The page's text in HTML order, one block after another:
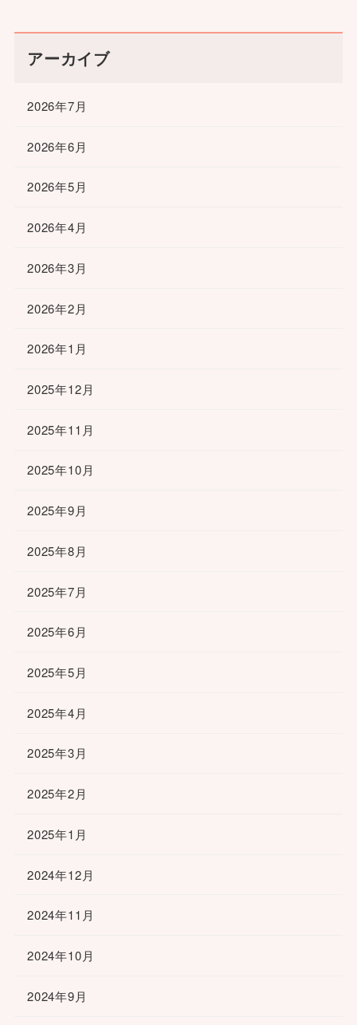
アーカイブ
2026年7月
2026年6月
2026年5月
2026年4月
2026年3月
2026年2月
2026年1月
2025年12月
2025年11月
2025年10月
2025年9月
2025年8月
2025年7月
2025年6月
2025年5月
2025年4月
2025年3月
2025年2月
2025年1月
2024年12月
2024年11月
2024年10月
2024年9月